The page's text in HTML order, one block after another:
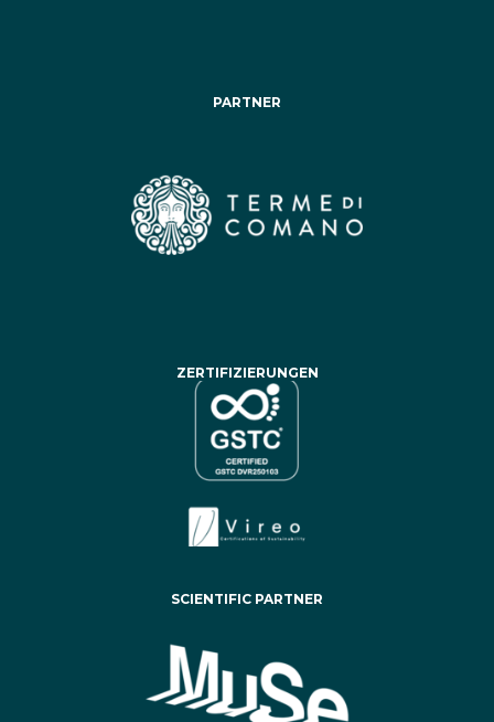
PARTNER
ZERTIFIZIERUNGEN
SCIENTIFIC PARTNER